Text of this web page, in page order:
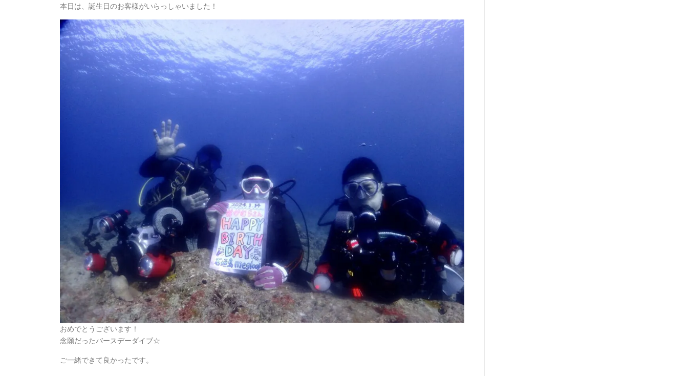
本日は、誕生日のお客様がいらっしゃいました！
おめでとうございます！
念願だったバースデーダイブ☆
ご一緒できて良かったです。